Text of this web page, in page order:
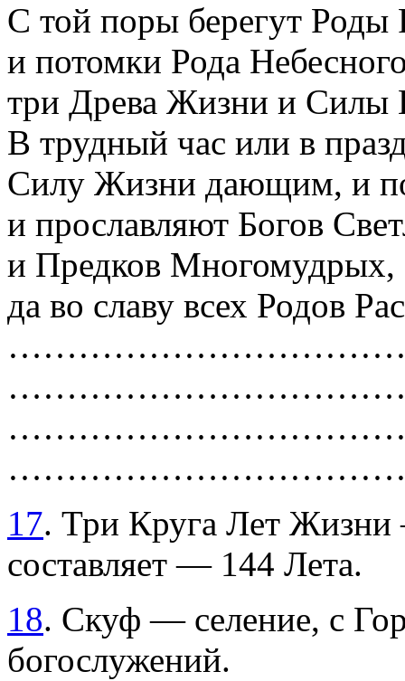
С той поры берегут Роды
и потомки Рода
три Древа Жизни и Силы
В трудный час или в
Силу Жизни дающим, и
и прославляют Богов
и Предков Многомудрых,
да во славу всех Родов
17. Три Круга Лет
составляет — 144 Лета.
18. Скуф — селение, с
богослужений.